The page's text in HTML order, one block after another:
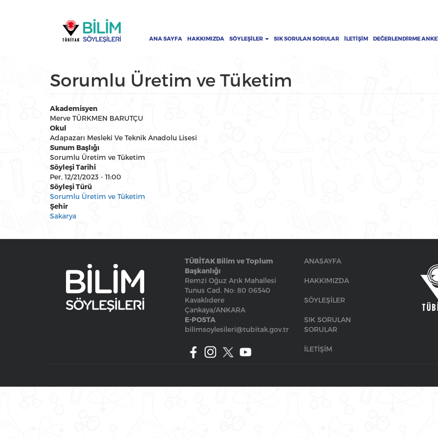
gezinti
menüsü
ANA SAYFA HAKKIMIZDA SÖYLEŞILER SIK SORULAN SORULAR İLETIŞIM DEĞERLENDIRME
Sorumlu Üretim ve Tüketim
Akademisyen
Merve TÜRKMEN BARUTÇU
Okul
Adapazarı Mesleki Ve Teknik Anadolu Lisesi
Sunum Başlığı
Sorumlu Üretim ve Tüketim
Söyleşi Tarihi
Per, 12/21/2023 - 11:00
Söyleşi Türü
Sorumlu Üretim ve Tüketim
Şehir
Sakarya
TÜBİTAK Bilim ve Toplum
Başkanlığı
Remzi Oğuz Arık Mahallesi
Tunus Cad. No: 80 06540
Kavaklıdere
Çankaya/ANKARA
E-POSTA
bilimsoylesileri@tubitak.gov.tr
ANASAYFA
HAKKIMIZDA
SÖYLEŞİLER
SIK SORULAN
SORULAR
İLETİŞİM